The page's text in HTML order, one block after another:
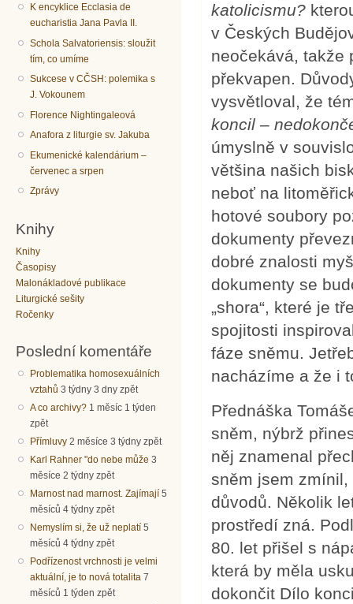
K encyklice Ecclasia de
eucharistia Jana Pavla II.
Schola Salvatoriensis: sloužit
tím, co umíme
Sukcese v CČSH: polemika s
J. Vokounem
Florence Nightingaleová
Anafora z liturgie sv. Jakuba
Ekumenické kalendárium –
červenec a srpen
Zprávy
Knihy
Knihy
Časopisy
Malonákladové publikace
Liturgické sešity
Ročenky
Poslední komentáře
Problematika homosexuálních
vztahů 3 týdny 3 dny zpět
A co archivy? 1 měsíc 1 týden
zpět
Přímluvy 2 měsíce 3 týdny zpět
Karl Rahner "do nebe může 3
měsíce 2 týdny zpět
Marnost nad marnost. Zajímají 5
měsíců 4 týdny zpět
Nemyslím si, že už neplatí 5
měsíců 4 týdny zpět
Podřízenost vrchnosti je velmi
aktuální, je to nová totalita 7
měsíců 1 týden zpět
katolicismu?
v Českých
neočekává, takže
překvapen.
vysvětloval, že
koncil –
úmyslně v
většina našich
neboť na
hotové soubory
dokumenty
dobré znalosti
dokumenty se
„shora“, které je
spojitosti
fáze sněmu.
nacházíme a že i
Přednáška
sněm, nýbrž
něj znamenal
sněm jsem
důvodů. Několik
prostředí zná.
80. let přišel s
která by měla
dokončit Dílo